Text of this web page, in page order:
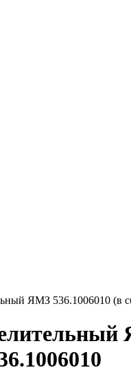
ЯМЗ 536.1006010 (в